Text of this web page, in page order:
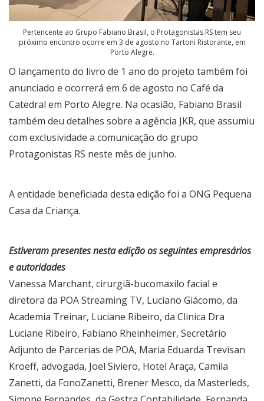
Pertencente ao Grupo Fabiano Brasil, o Protagonistas RS tem seu
próximo encontro ocorre em 3 de agosto no Tartoni Ristorante, em
Porto Alegre.
O lançamento do livro de 1 ano do projeto também foi
anunciado e ocorrerá em 6 de agosto no Café da
Catedral em Porto Alegre. Na ocasião, Fabiano Brasil
também deu detalhes sobre a agência JKR, que assumiu
com exclusividade a comunicação do grupo
Protagonistas RS neste mês de junho.
A entidade beneficiada desta edição foi a ONG Pequena
Casa da Criança.
Estiveram presentes nesta edição os seguintes empresários
e autoridades
Vanessa Marchant, cirurgiã-bucomaxilo facial e
diretora da POA Streaming TV, Luciano Giácomo, da
Academia Treinar, Luciane Ribeiro, da Clinica Dra
Luciane Ribeiro, Fabiano Rheinheimer, Secretário
Adjunto de Parcerias de POA, Maria Eduarda Trevisan
Kroeff, advogada, Joel Siviero, Hotel Araça, Camila
Zanetti, da FonoZanetti, Brener Mesco, da Masterleds,